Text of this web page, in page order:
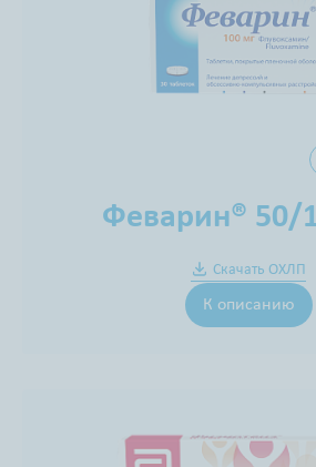
Феварин® 50/
Скачать ОХЛП
К описанию